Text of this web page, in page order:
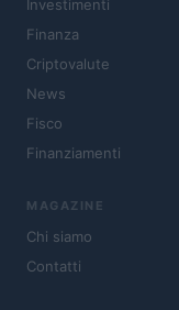
Investimenti
Finanza
Criptovalute
News
Fisco
Finanziamenti
MAGAZINE
Chi siamo
Contatti